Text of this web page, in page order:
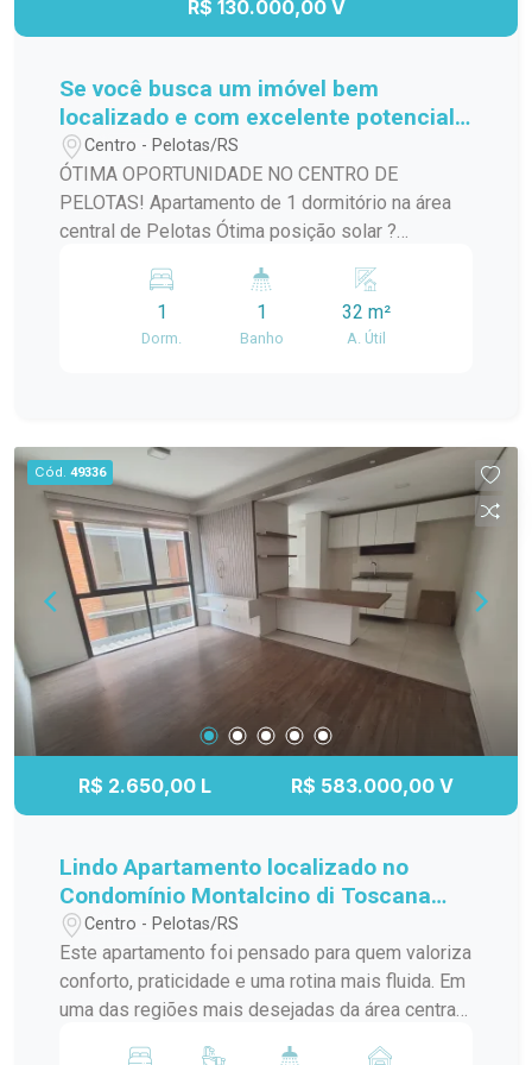
R$ 130.000,00 V
Se você busca um imóvel bem
localizado e com excelente potencial
de valorização, essa é a escolha certa!
Centro - Pelotas/RS
ÓTIMA OPORTUNIDADE NO CENTRO DE
PELOTAS! Apartamento de 1 dormitório na área
central de Pelotas Ótima posição solar ?
dormitório Sala de estar Cozinha Banheiro
Localização privilegiada, próximo a comércio,
mercados, farmácias, bancos, transporte público
Imóvel com grande potencial de retorno e
valorização! Entre em contato para mais
informações e agende uma visita. Não perca
essa oportunidade!
1
Dorm.
1
Banho
32 m²
A. Útil
Cód. 49336
R$ 2.650,00 L R$ 583.000,00 V
Lindo Apartamento localizado no
Condomínio Montalcino di Toscana
centro de Pelotas
Centro - Pelotas/RS
Este apartamento foi pensado para quem valoriza
conforto, praticidade e uma rotina mais fluida. Em
uma das regiões mais desejadas da área central,